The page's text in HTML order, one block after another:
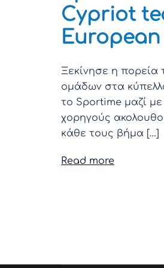
Cypriot
Ξεκίνησε η πορεία
ομάδων στα
το Sportime μαζί με
χορηγούς
κάθε τους βήμα […]
Read more